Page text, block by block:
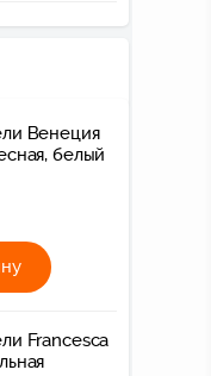
Венеция
белый
Francesca